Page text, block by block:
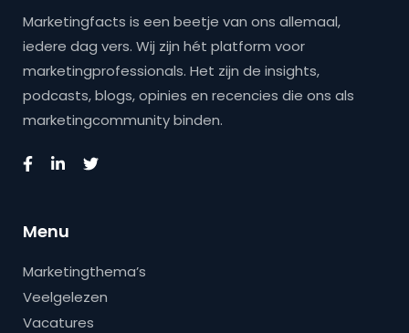
Marketingfacts is een beetje van ons allemaal,
iedere dag vers. Wij zijn hét platform voor
marketingprofessionals. Het zijn de insights,
podcasts, blogs, opinies en recencies die ons als
marketingcommunity binden.
Menu
Marketingthema’s
Veelgelezen
Vacatures